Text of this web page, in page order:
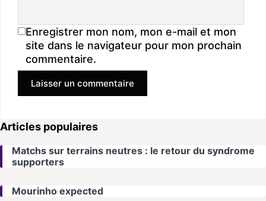
Enregistrer mon nom, mon e-mail et mon
site dans le navigateur pour mon prochain
commentaire.
Articles populaires
Matchs sur terrains neutres : le retour du syndrome
supporters
Mourinho expected